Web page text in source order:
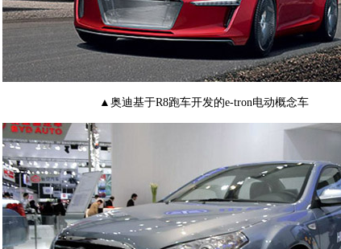
▲奥迪基于R8跑车开发的e-tron电动概念车